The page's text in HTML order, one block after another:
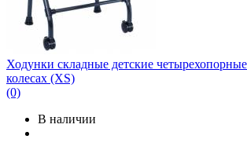
Ходунки складные детские
колесах (XS)
(0)
В наличии